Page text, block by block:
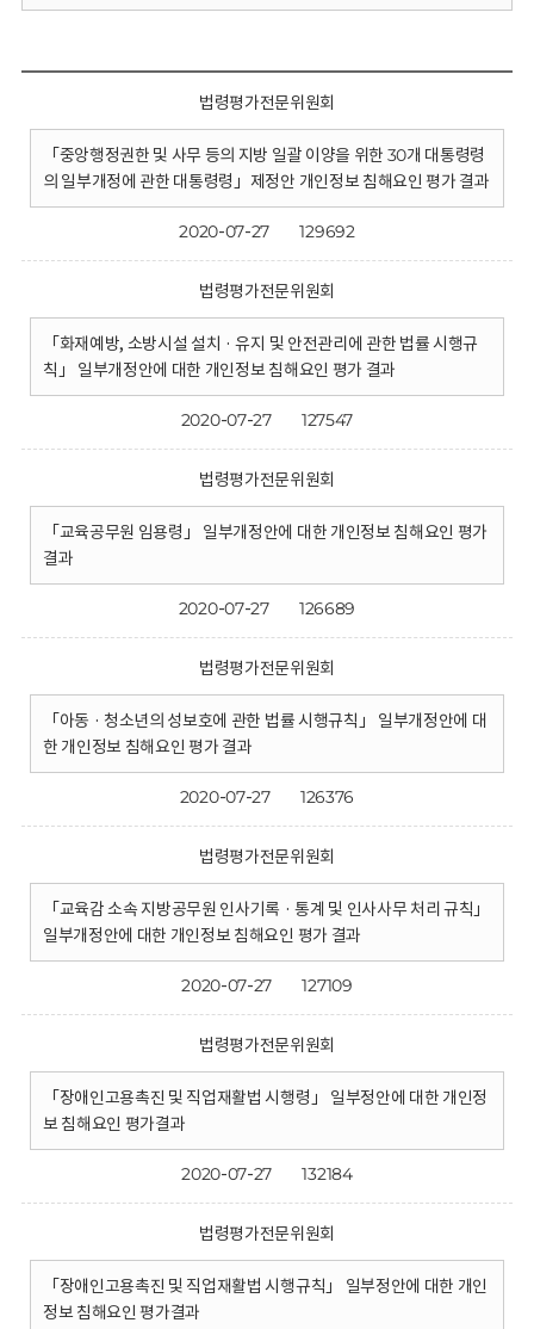
법령평가전문위원회
「중앙행정권한 및 사무 등의 지방 일괄 이양을 위한 30개 대통령령
의 일부개정에 관한 대통령령」제정안 개인정보 침해요인 평가 결과
2020-07-27 129692
법령평가전문위원회
「화재예방, 소방시설 설치 · 유지 및 안전관리에 관한 법률 시행규
칙」 일부개정안에 대한 개인정보 침해요인 평가 결과
2020-07-27 127547
법령평가전문위원회
「교육공무원 임용령」 일부개정안에 대한 개인정보 침해요인 평가
결과
2020-07-27 126689
법령평가전문위원회
「아동 · 청소년의 성보호에 관한 법률 시행규칙」 일부개정안에 대
한 개인정보 침해요인 평가 결과
2020-07-27 126376
법령평가전문위원회
「교육감 소속 지방공무원 인사기록 · 통계 및 인사사무 처리 규칙」
일부개정안에 대한 개인정보 침해요인 평가 결과
2020-07-27 127109
법령평가전문위원회
「장애인고용촉진 및 직업재활법 시행령」 일부정안에 대한 개인정
보 침해요인 평가결과
2020-07-27 132184
법령평가전문위원회
「장애인고용촉진 및 직업재활법 시행규칙」 일부정안에 대한 개인
정보 침해요인 평가결과